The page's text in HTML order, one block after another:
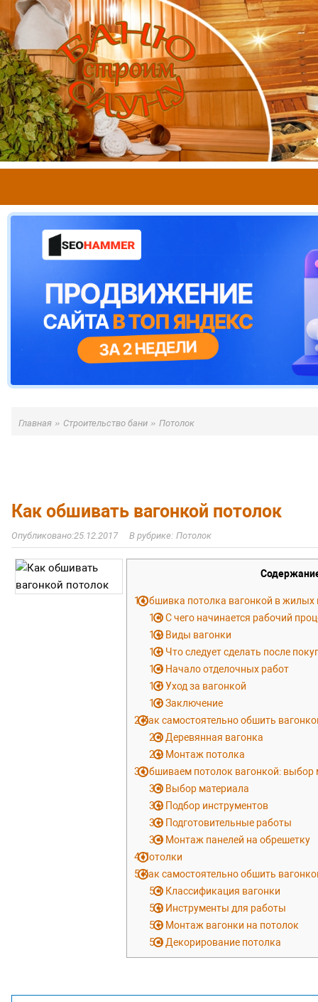
Главная » Строительство бани » Потолок
Как обшивать вагонкой потолок
25.12.2017 Потолок
1Обшивка потолка вагонкой в жилых
1.1С чего начинается рабочий
1.2 Виды вагонки
1.3 Что следует сделать после
1.4 Начало отделочных работ
1.5Уход за вагонкой
1.6Заключение
2Как самостоятельно обшить
2.1 Деревянная вагонка
2.2 Монтаж потолка
3Обшиваем потолок вагонкой: выбор
3.1 Выбор материала
3.2 Подбор инструментов
3.3 Подготовительные работы
3.4 Монтаж панелей на обрешетку
4Потолки
5Как самостоятельно обшить
5.1 Классификация вагонки
5.2 Инструменты для работы
5.3 Монтаж вагонки на потолок
5.4 Декорирование потолка